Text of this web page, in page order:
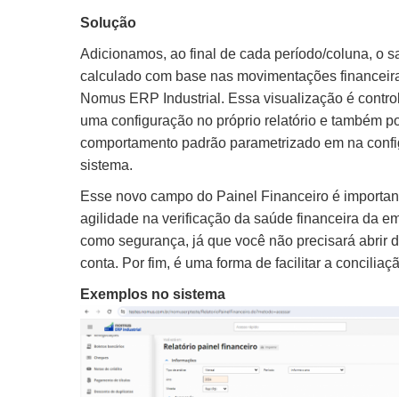
Solução
Adicionamos, ao final de cada período/coluna, o
calculado com base nas movimentações
Nomus ERP Industrial. Essa visualização é
uma configuração no próprio relatório e também
comportamento padrão parametrizado em na
sistema.
Esse novo campo do Painel Financeiro é
agilidade na verificação da saúde financeira da
como segurança, já que você não precisará abrir
conta. Por fim, é uma forma de facilitar a
Exemplos no sistema